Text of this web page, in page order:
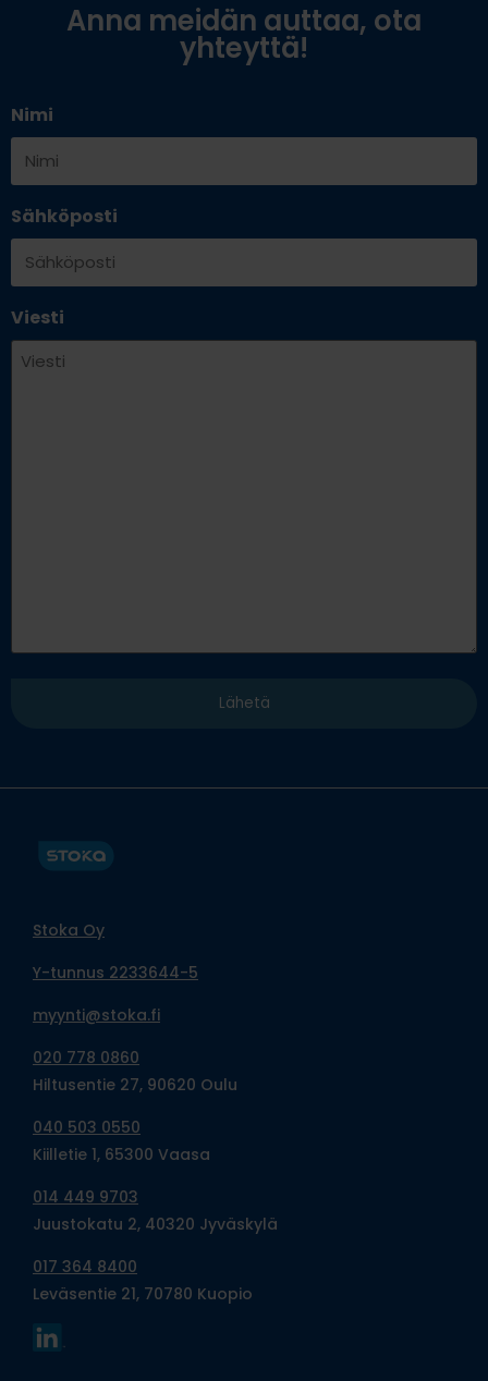
Anna meidän auttaa, ota
yhteyttä!
Nimi
Sähköposti
Viesti
Stoka Oy
Y-tunnus 2233644-5
myynti@stoka.fi
020 778 0860
Hiltusentie 27, 90620 Oulu
040 503 0550
Kiilletie 1, 65300 Vaasa
014 449 9703
Juustokatu 2, 40320 Jyväskylä
017 364 8400
Leväsentie 21, 70780 Kuopio